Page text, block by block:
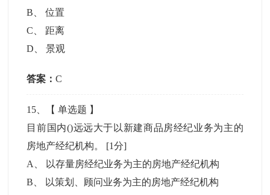
B 、位置
C
距离
D 、景观
答案：C
15 、【单选题 】
目前国内()远远大于以新建商品房经纪业务为主的
房地产经纪机构。 [1分]
A
以存量房经纪业务为主的房地产经纪机构
B
以策划、顾问业务为主的房地产经纪机构